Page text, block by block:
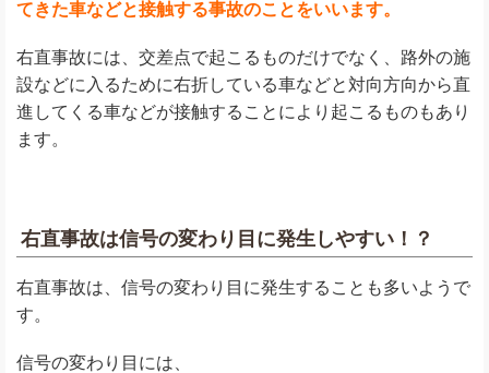
てきた車などと接触する事故のことをいいます。
右直事故には、交差点で起こるものだけでなく、路外の施
設などに入るために右折している車などと対向方向から直
進してくる車などが接触することにより起こるものもあり
ます。
右直事故は信号の変わり目に発生しやすい！？
右直事故は、信号の変わり目に発生することも多いようで
す。
信号の変わり目には、